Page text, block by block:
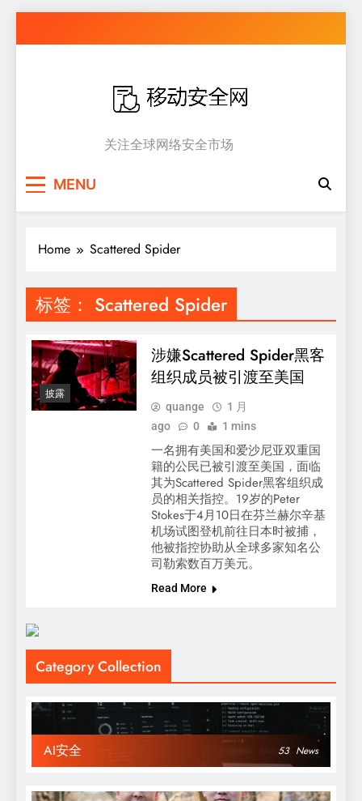
to
移动安全网
关注全球网络安全市场
MENU
Home Scattered Spider
标签： Scattered Spider
披露
涉嫌Scattered Spider黑客
组织成员被引渡至美国
quange
1 月
ago
0 1 mins
一名拥有美国和爱沙尼亚双重国
籍的公民已被引渡至美国，面临
其为Scattered Spider黑客组织成
员的相关指控。19岁的Peter
Stokes于4月10日在芬兰赫尔辛基
机场试图登机前往日本时被捕，
他被指控协助从全球多家知名公
司勒索数百万美元。
Read More
Category Collection
AI安全 53 News